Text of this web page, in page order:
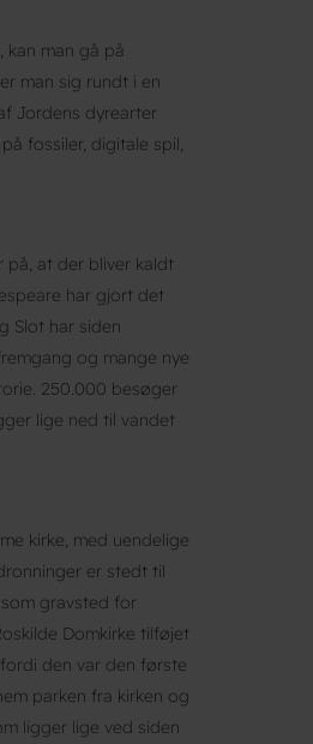
kan man gå på
man sig rundt i en
Jordens dyrearter
fossiler, digitale spil,
at der bliver kaldt
har gjort det
Slot har siden
og mange nye
250.000 besøger
lige ned til vandet
kirke, med uendelige
er stedt til
gravsted for
Domkirke tilføjet
den var den første
parken fra kirken og
ligger lige ved siden